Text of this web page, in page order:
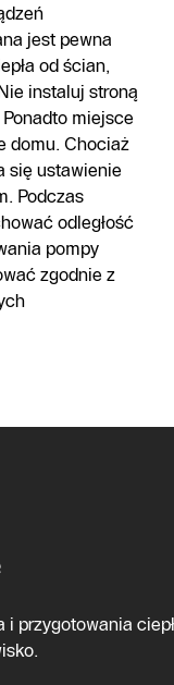
jest pewna
od ścian,
instaluj stroną
miejsce
domu. Chociaż
się ustawienie
Podczas
odległość
pompy
zgodnie z
przygotowania